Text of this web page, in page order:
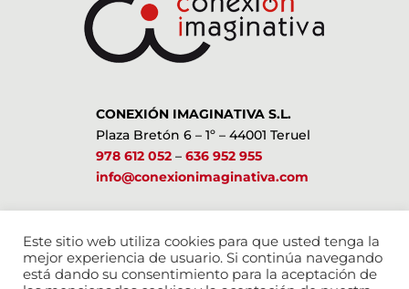
CONEXIÓN IMAGINATIVA S.L.
Plaza Bretón 6 – 1º – 44001 Teruel
978 612 052– 636 952 955
info@conexionimaginativa.com
Este sitio web utiliza cookies para que usted tenga la
mejor experiencia de usuario. Si continúa navegando
está dando su consentimiento para la aceptación de